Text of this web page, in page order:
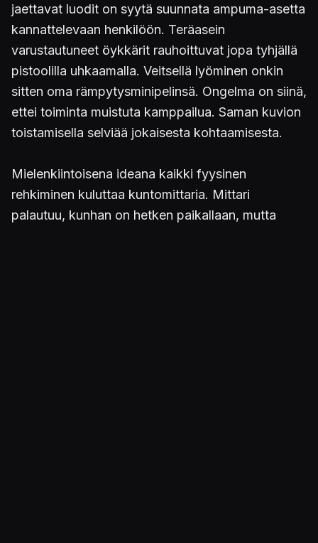
jaettavat luodit on syytä suunnata ampuma-asetta
kannattelevaan henkilöön. Teräasein
varustautuneet öykkärit rauhoittuvat jopa tyhjällä
pistoolilla uhkaamalla. Veitsellä lyöminen onkin
sitten oma rämpytysminipelinsä. Ongelma on siinä,
ettei toiminta muistuta kamppailua. Saman kuvion
toistamisella selviää jokaisesta kohtaamisesta.
Mielenkiintoisena ideana kaikki fyysinen
rehkiminen kuluttaa kuntomittaria. Mittari
palautuu, kunhan on hetken paikallaan, mutta